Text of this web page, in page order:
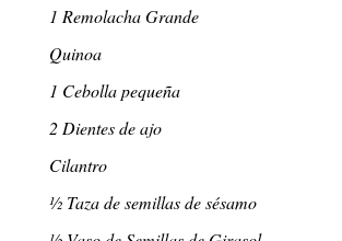
1 Remolacha Grande
Quinoa
1 Cebolla pequeña
2 Dientes de ajo
Cilantro
½ Taza de semillas de sésamo